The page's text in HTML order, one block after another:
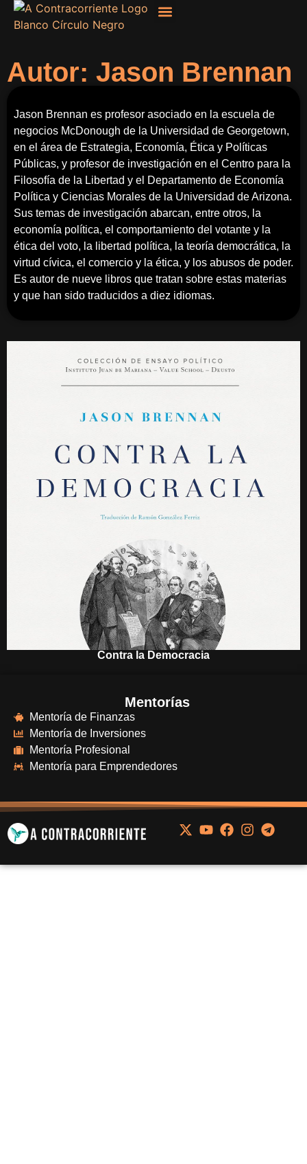
Autor: Jason Brennan
Jason Brennan es profesor asociado en la escuela de
negocios McDonough de la Universidad de Georgetown,
en el área de Estrategia, Economía, Ética y Políticas
Públicas, y profesor de investigación en el Centro para la
Filosofía de la Libertad y el Departamento de Economía
Política y Ciencias Morales de la Universidad de Arizona.
Sus temas de investigación abarcan, entre otros, la
economía política, el comportamiento del votante y la
ética del voto, la libertad política, la teoría democrática, la
virtud cívica, el comercio y la ética, y los abusos de poder.
Es autor de nueve libros que tratan sobre estas materias
y que han sido traducidos a diez idiomas.
Contra la Democracia
Mentorías
Mentoría de Finanzas
Mentoría de Inversiones
Mentoría Profesional
Mentoría para Emprendedores